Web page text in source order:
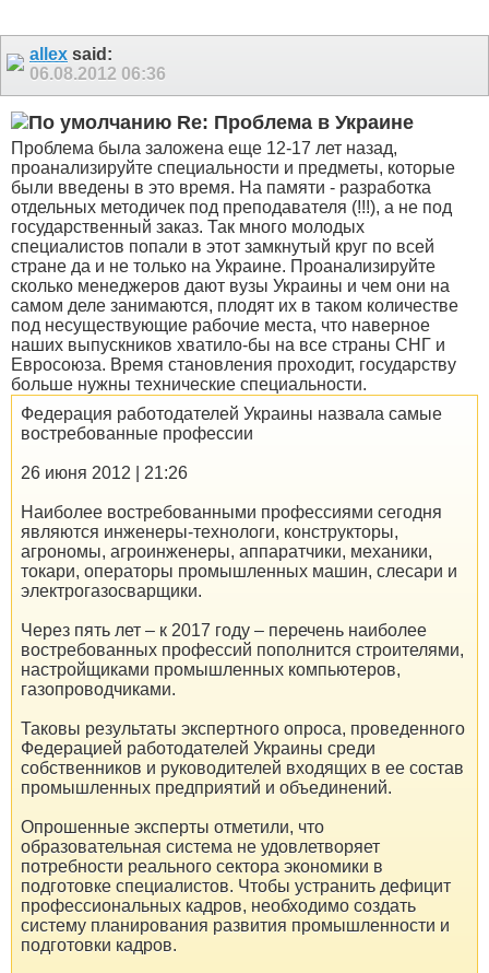
allex said:
06.08.2012 06:36
Re: Проблема в Украине
Проблема была заложена еще 12-17 лет назад,
проанализируйте специальности и предметы, которые
были введены в это время. На памяти - разработка
отдельных методичек под преподавателя (!!!), а не под
государственный заказ. Так много молодых
специалистов попали в этот замкнутый круг по всей
стране да и не только на Украине. Проанализируйте
сколько менеджеров дают вузы Украины и чем они на
самом деле занимаются, плодят их в таком количестве
под несуществующие рабочие места, что наверное
наших выпускников хватило-бы на все страны СНГ и
Евросоюза. Время становления проходит, государству
больше нужны технические специальности.
Федерация работодателей Украины назвала самые
востребованные профессии
26 июня 2012 | 21:26
Наиболее востребованными профессиями сегодня
являются инженеры-технологи, конструкторы,
агрономы, агроинженеры, аппаратчики, механики,
токари, операторы промышленных машин, слесари и
электрогазосварщики.
Через пять лет – к 2017 году – перечень наиболее
востребованных профессий пополнится строителями,
настройщиками промышленных компьютеров,
газопроводчиками.
Таковы результаты экспертного опроса, проведенного
Федерацией работодателей Украины среди
собственников и руководителей входящих в ее состав
промышленных предприятий и объединений.
Опрошенные эксперты отметили, что
образовательная система не удовлетворяет
потребности реального сектора экономики в
подготовке специалистов. Чтобы устранить дефицит
профессиональных кадров, необходимо создать
систему планирования развития промышленности и
подготовки кадров.